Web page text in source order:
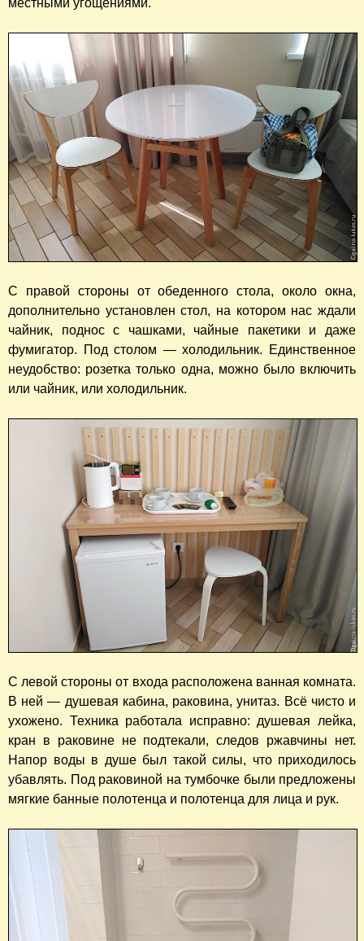
местными угощениями.
С правой стороны от обеденного стола, около окна,
дополнительно установлен стол, на котором нас ждали
чайник, поднос с чашками, чайные пакетики и даже
фумигатор. Под столом — холодильник. Единственное
неудобство: розетка только одна, можно было включить
или чайник, или холодильник.
С левой стороны от входа расположена ванная комната.
В ней — душевая кабина, раковина, унитаз. Всё чисто и
ухожено. Техника работала исправно: душевая лейка,
кран в раковине не подтекали, следов ржавчины нет.
Напор воды в душе был такой силы, что приходилось
убавлять. Под раковиной на тумбочке были предложены
мягкие банные полотенца и полотенца для лица и рук.